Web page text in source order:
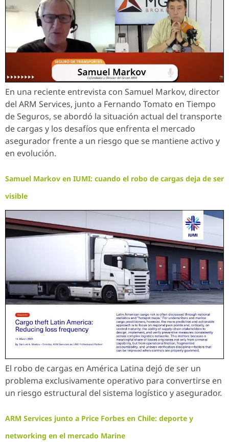
En una reciente entrevista con Samuel Markov, director
del ARM Services, junto a Fernando Tomato en Tiempo
de Seguros, se abordó la situación actual del transporte
de cargas y los desafíos que enfrenta el mercado
asegurador frente a un riesgo que se mantiene activo y
en evolución.
Samuel Markov en IUMI: cuando el robo de cargas deja de ser
visible
El robo de cargas en América Latina dejó de ser un
problema exclusivamente operativo para convertirse en
un riesgo estructural del sistema logístico y asegurador.
ARM Services junto a Price Forbes en Chile: deporte y
networking en el mercado Marine